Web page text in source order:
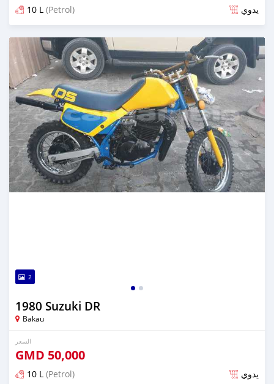
10 L (Petrol) يدوي
تم النشر منذ حوالي 6 سنوات مضت
2
1980 Suzuki DR
Bakau
السعر
GMD 50,000
10 L (Petrol) يدوي